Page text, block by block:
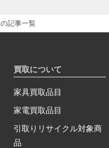
記事一覧
買取について
家具買取品目
家電買取品目
引取りリサイクル対象商
品